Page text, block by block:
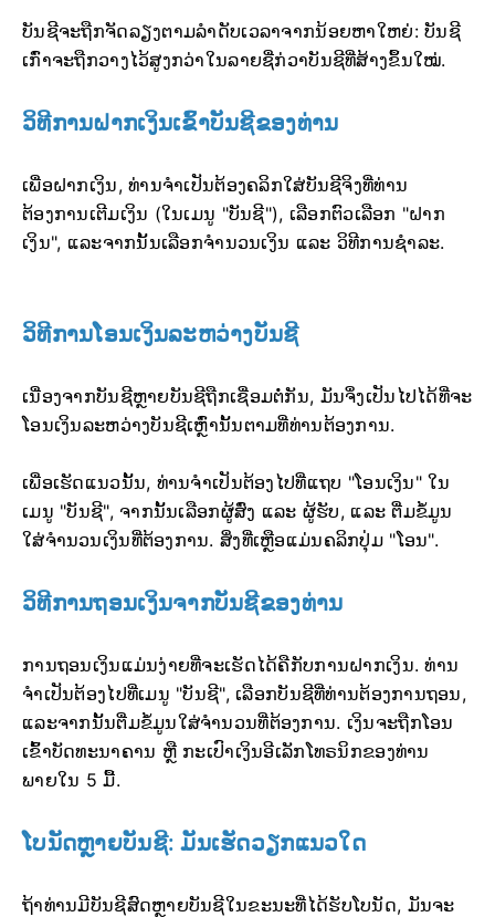
ບັນຊີຈະຖືກຈັດລຽງຕາມລໍາດັບເວລາຈາກນ້ອຍຫາໃຫຍ່: ບັນຊີ
ເກົ່າຈະຖືກວາງໄວ້ສູງກວ່າໃນລາຍຊື່ກ່ວາບັນຊີທີ່ສ້າງຂຶ້ນໃໝ່.
ວິທີການຝາກເງິນເຂົ້າບັນຊີຂອງທ່ານ
ເພື່ອຝາກເງິນ, ທ່ານຈໍາເປັນຕ້ອງຄລິກໃສ່ບັນຊີຈິງທີ່ທ່ານ
ຕ້ອງການເຕີມເງິນ (ໃນເມນູ "ບັນຊີ"), ເລືອກຕົວເລືອກ "ຝາກ
ເງິນ", ແລະຈາກນັ້ນເລືອກຈໍານວນເງິນ ແລະ ວິທີການຊໍາລະ.
ວິທີການໂອນເງິນລະຫວ່າງບັນຊີ
ເນື່ອງຈາກບັນຊີຫຼາຍບັນຊີຖືກເຊື່ອມຕໍ່ກັນ, ມັນຈຶ່ງເປັນໄປໄດ້ທີ່ຈະ
ໂອນເງິນລະຫວ່າງບັນຊີເຫຼົ່ານັ້ນຕາມທີ່ທ່ານຕ້ອງການ.
ເພື່ອເຮັດແນວນັ້ນ, ທ່ານຈໍາເປັນຕ້ອງໄປທີ່ແຖບ "ໂອນເງິນ" ໃນ
ເມນູ "ບັນຊີ", ຈາກນັ້ນເລືອກຜູ້ສົ່ງ ແລະ ຜູ້ຮັບ, ແລະ ຕື່ມຂໍ້ມູນ
ໃສ່ຈຳນວນເງິນທີ່ຕ້ອງການ. ສິ່ງທີ່ເຫຼືອແມ່ນຄລິກປຸ່ມ "ໂອນ".
ວິທີການຖອນເງິນຈາກບັນຊີຂອງທ່ານ
ການຖອນເງິນແມ່ນງ່າຍທີ່ຈະເຮັດໄດ້ຄືກັບການຝາກເງິນ. ທ່ານ
ຈໍາເປັນຕ້ອງໄປທີ່ເມນູ "ບັນຊີ", ເລືອກບັນຊີທີ່ທ່ານຕ້ອງການຖອນ,
ແລະຈາກນັ້ນຕື່ມຂໍ້ມູນໃສ່ຈຳນວນທີ່ຕ້ອງການ. ເງິນຈະຖືກໂອນ
ເຂົ້າບັດທະນາຄານ ຫຼື ກະເປົາເງິນອີເລັກໂທຣນິກຂອງທ່ານ
ພາຍໃນ 5 ມື້.
ໂບນັດຫຼາຍບັນຊີ: ມັນເຮັດວຽກແນວໃດ
ຖ້າທ່ານມີບັນຊີສົດຫຼາຍບັນຊີໃນຂະນະທີ່ໄດ້ຮັບໂບນັດ, ມັນຈະ